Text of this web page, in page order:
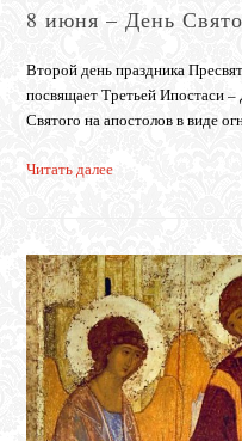
8 июня – День
Второй день праздника
посвящает Третьей Ипостаси
Святого на апостолов в виде
Читать далее